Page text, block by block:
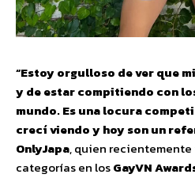
“Estoy orgulloso de ver que
y de estar compitiendo con
mundo. Es una locura
crecí viendo y hoy son un
OnlyJapa, quien
categorías en losGayVN